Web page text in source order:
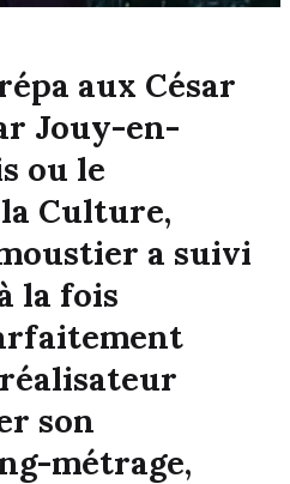
aux César
Jouy-en-
ou le
Culture,
a suivi
la fois
son
métrage,